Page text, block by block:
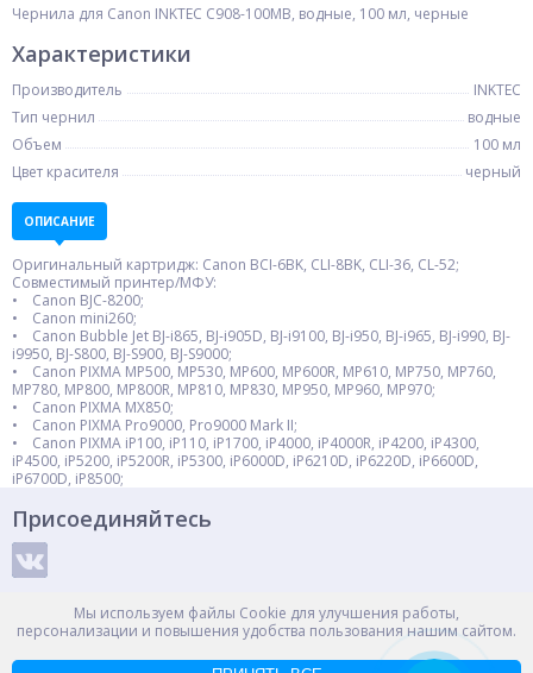
Чернила для Canon INKTEC C908-100MB, водные, 100 мл, черные
Характеристики
Производитель
INKTEC
Тип чернил
водные
Объем
100 мл
Цвет красителя
черный
ОПИСАНИЕ
Оригинальный картридж: Canon BCI-6BK, CLI-8BK, CLI-36, CL-52;
Совместимый принтер/МФУ:
• Canon BJC-8200;
• Canon mini260;
• Canon Bubble Jet BJ-i865, BJ-i905D, BJ-i9100, BJ-i950, BJ-i965, BJ-i990, BJ-
i9950, BJ-S800, BJ-S900, BJ-S9000;
• Canon PIXMA MP500, MP530, MP600, MP600R, MP610, MP750, MP760,
MP780, MP800, MP800R, MP810, MP830, MP950, MP960, MP970;
• Canon PIXMA MX850;
• Canon PIXMA Pro9000, Pro9000 Mark II;
• Canon PIXMA iP100, iP110, iP1700, iP4000, iP4000R, iP4200, iP4300,
iP4500, iP5200, iP5200R, iP5300, iP6000D, iP6210D, iP6220D, iP6600D,
iP6700D, iP8500;
Мы используем файлы Cookie для улучшения работы,
персонализации и повышения удобства пользования нашим сайтом.
Присоединяйтесь
Способы оплаты